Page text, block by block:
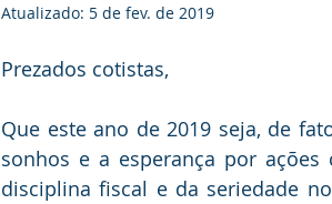
Atualizado: 5 de fev. de 2019
Prezados cotistas,
Que este ano de 2019 seja, de
sonhos e a esperança por
disciplina fiscal e da seriedade